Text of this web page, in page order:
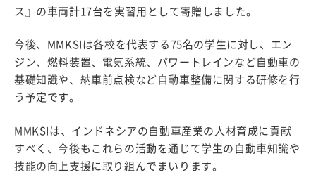
ス』の車両計17台を実習用として寄贈しました。
今後、MMKSIは各校を代表する75名の学生に対し、エン
ジン、燃料装置、電気系統、パワートレインなど自動車の
基礎知識や、納車前点検など自動車整備に関する研修を行
う予定です。
MMKSIは、インドネシアの自動車産業の人材育成に貢献
すべく、今後もこれらの活動を通じて学生の自動車知識や
技能の向上支援に取り組んでまいります。